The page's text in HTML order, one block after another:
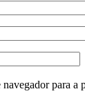
navegador para a